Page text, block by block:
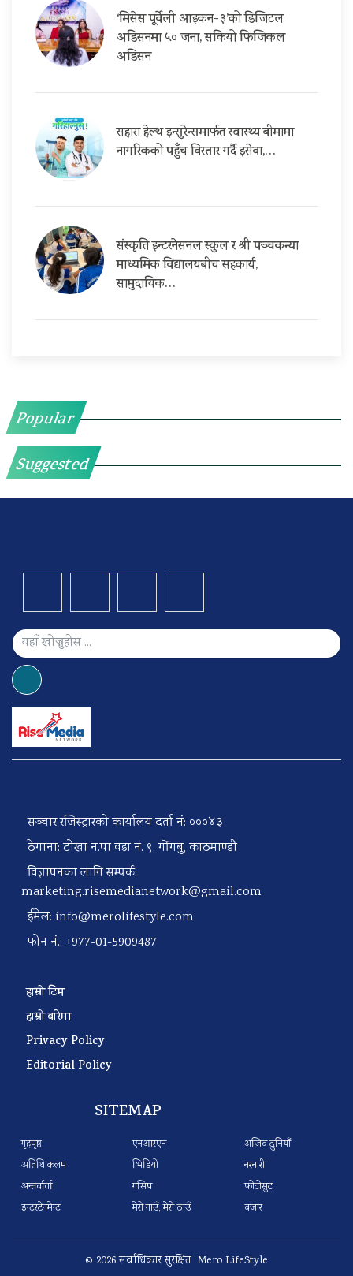
‘मिसेस पूर्वेली आइकन-३’को डिजिटल
अडिसनमा ५० जना, सकियो फिजिकल
अडिसन
सहारा हेल्थ इन्सुरेन्समार्फत स्वास्थ्य बीमामा
नागरिकको पहुँच विस्तार गर्दै इसेवा,…
संस्कृति इन्टरनेसनल स्कुल र श्री पञ्चकन्या
माध्यमिक विद्यालयबीच सहकार्य,
सामुदायिक…
Popular
Suggested
सञ्चार रजिस्ट्रारको कार्यालय दर्ता नं: ०००४३
ठेगाना: टोखा न.पा वडा नं. ९, गोंगबु, काठमाण्डौ
विज्ञापनका लागि सम्पर्क:
marketing.risemedianetwork@gmail.com
ईमेल: info@merolifestyle.com
फोन नं.: +977-01-5909487
हाम्रो टिम
हाम्रो बारेमा
Privacy Policy
Editorial Policy
SITEMAP
गृहपृष्ठ
अतिथि कलम
अन्तर्वार्ता
इन्टरटेनमेन्ट
एनआरएन
भिडियो
गसिप
मेरो गाउँ, मेरो ठाउँ
अजिव दुनियाँ
नरनारी
फोटोसुट
बजार
© 2026 सर्वाधिकार सुरक्षित Mero LifeStyle